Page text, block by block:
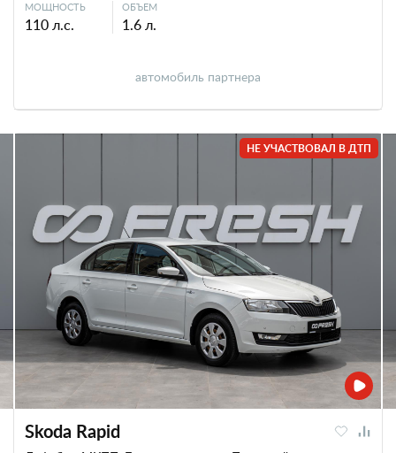
МОЩНОСТЬ
110 л.с.
ОБЪЕМ
1.6 л.
автомобиль партнера
НЕ УЧАСТВОВАЛ В ДТП
Skoda Rapid